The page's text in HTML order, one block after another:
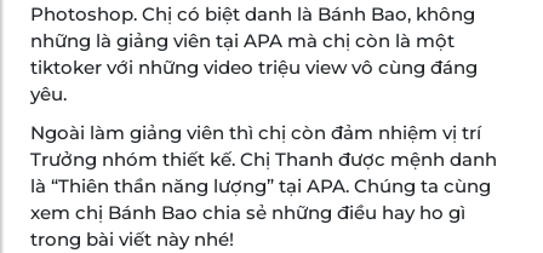
Photoshop. Chị có biệt danh là Bánh Bao, không
những là giảng viên tại APA mà chị còn là một
tiktoker với những video triệu view vô cùng đáng
yêu.
Ngoài làm giảng viên thì chị còn đảm nhiệm vị trí
Trưởng nhóm thiết kế. Chị Thanh được mệnh danh
là “Thiên thần năng lượng” tại APA. Chúng ta cùng
xem chị Bánh Bao chia sẻ những điều hay ho gì
trong bài viết này nhé!